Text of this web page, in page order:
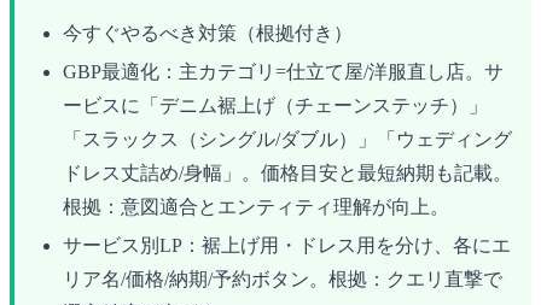
今すぐやるべき対策（根拠付き）
GBP最適化：主カテゴリ=仕立て屋/洋服直し店。サ
ービスに「デニム裾上げ（チェーンステッチ）」
「スラックス（シングル/ダブル）」「ウェディング
ドレス丈詰め/身幅」。価格目安と最短納期も記載。
根拠：意図適合とエンティティ理解が向上。
サービス別LP：裾上げ用・ドレス用を分け、各にエ
リア名/価格/納期/予約ボタン。根拠：クエリ直撃で